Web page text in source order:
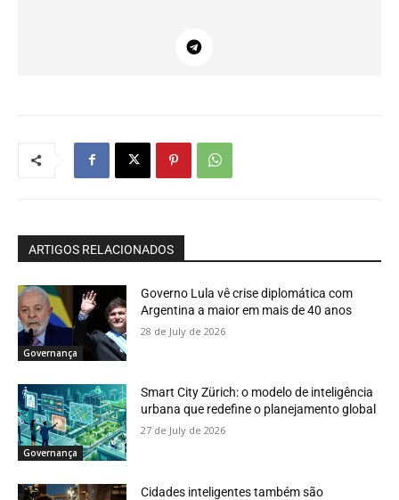
ARTIGOS RELACIONADOS
Governança
Governo Lula vê crise diplomática com
Argentina a maior em mais de 40 anos
28 de July de 2026
Governança
Smart City Zürich: o modelo de inteligência
urbana que redefine o planejamento global
27 de July de 2026
Cidades inteligentes também são